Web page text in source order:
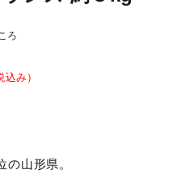
ろ
込み）
山形県。